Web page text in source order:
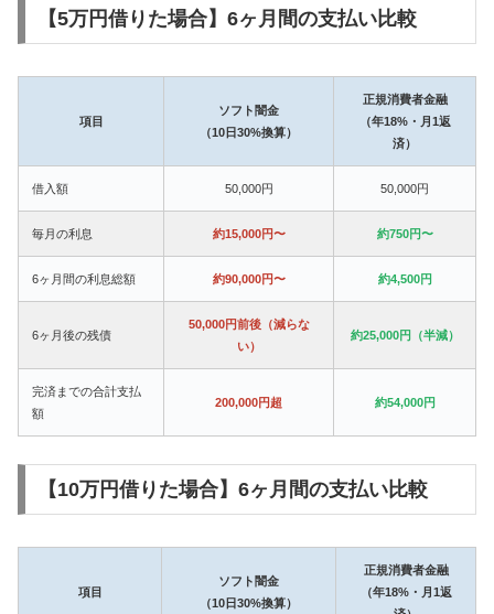
【5万円借りた場合】6ヶ月間の支払い比較
項目
ソフト闇金
（10日30%換算）
正規消費者金融
（年18%・月1返
済）
借入額 50,000円 50,000円
毎月の利息 約15,000円〜 約750円〜
6ヶ月間の利息総額 約90,000円〜 約4,500円
6ヶ月後の残債
50,000円前後（減らな
い）
約25,000円（半減）
完済までの合計支払
額
200,000円超 約54,000円
【10万円借りた場合】6ヶ月間の支払い比較
項目
ソフト闇金
（10日30%換算）
正規消費者金融
（年18%・月1返